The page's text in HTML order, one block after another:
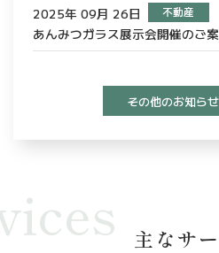
2025年 09月 26日 不動産
あんみつガラス展示会開催のご
その他のお知ら
主なサ